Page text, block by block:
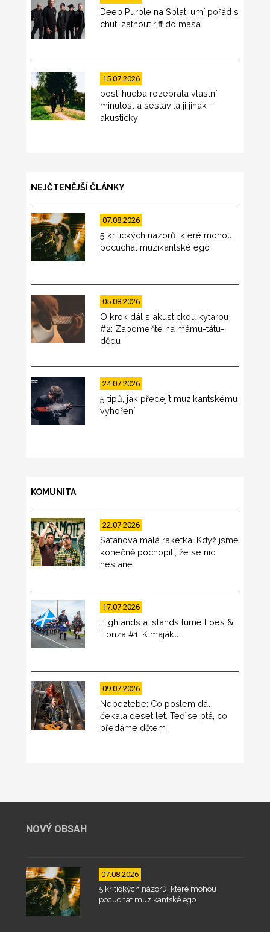
Deep Purple na Splat! umí pořád s
chutí zatnout riff do masa
15.07.2026
post-hudba rozebrala vlastní
minulost a sestavila ji jinak –
akusticky
NEJČTENĚJŠÍ ČLÁNKY
07.08.2026
5 kritických názorů, které mohou
pocuchat muzikantské ego
05.08.2026
O krok dál s akustickou kytarou
#2: Zapomeňte na mámu-tátu-
dědu
24.07.2026
5 tipů, jak předejít muzikantskému
vyhoření
KOMUNITA
22.07.2026
Satanova malá raketka: Když jsme
konečně pochopili, že se nic
nestane
17.07.2026
Highlands a Islands turné Loes &
Honza #1: K majáku
09.07.2026
Nebeztebe: Co pošlem dál
čekala deset let. Teď se ptá, co
předáme dětem
NOVÝ OBSAH
07.08.2026
5 kritických názorů, které mohou
pocuchat muzikantské ego